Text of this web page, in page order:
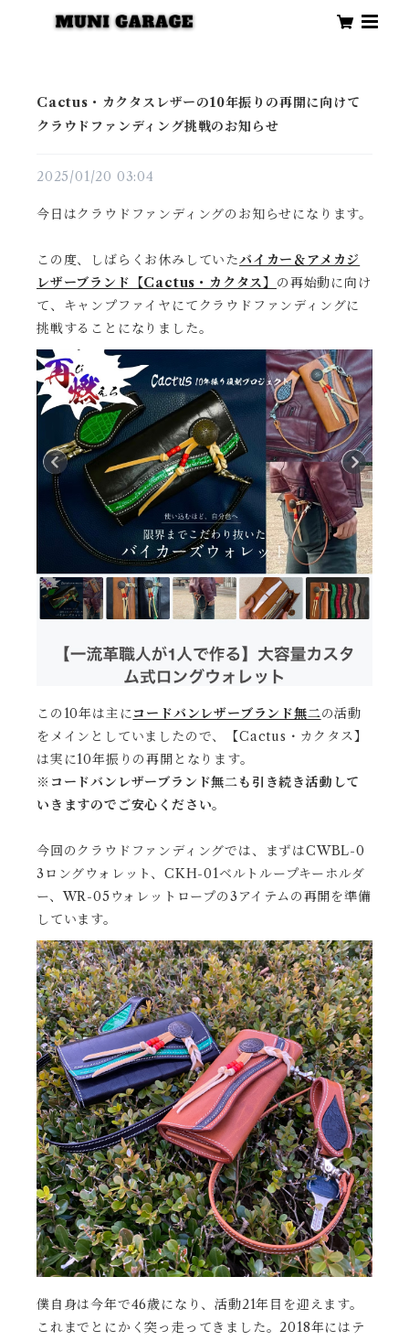
Cactus・カクタスレザーの10年振りの再開に向けて
クラウドファンディング挑戦のお知らせ
2025/01/20 03:04
今日はクラウドファンディングのお知らせになります。
この度、しばらくお休みしていたバイカー＆アメカジ
レザーブランド【Cactus・カクタス】 の再始動に向け
て、キャンプファイヤにてクラウドファンディングに
挑戦することになりました。
この10年は主にコードバンレザーブランド無二の活動
をメインとしていましたので、【Cactus・カクタス】
は実に10年振りの再開となります。
※コードバンレザーブランド無二も引き続き活動して
いきますのでご安心ください。
今回のクラウドファンディングでは、まずはCWBL-0
3ロングウォレット、CKH-01ベルトループキーホルダ
ー、WR-05ウォレットロープの3アイテムの再開を準備
しています。
僕自身は今年で46歳になり、活動21年目を迎えます。
これまでとにかく突っ走ってきました。2018年にはテ